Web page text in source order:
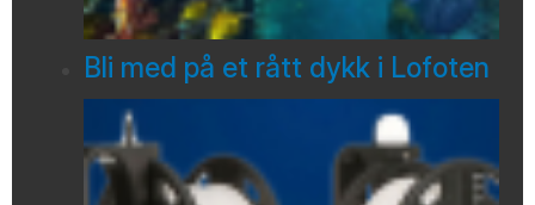
Bli med på et rått dykk i Lofoten